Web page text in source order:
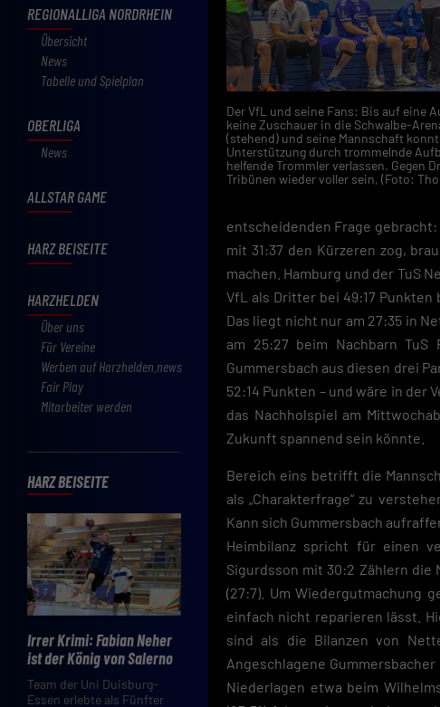
REGIONALLIGA NORDRHEIN
Übersicht
News
Tabelle und Spielplan
OBERLIGA
News
ALLSTAR GAME
HARZ BEISEITE
HARZHELDEN
Über uns
Für Vereine
Werben auf Harzhelden.news
Fair Play
Mitarbeiter werden
HARZ BEISEITE
Irrer Krimi: Fabian Neher
ist der König von Salerno
Team der Uni Duisburg-
Essen erlebte als Fünfter
Der VfL und seine Fans: Bis auf eine
keine Zuschauer in die Schwalbe-
(stehend) und seine Mannschaft
Unterstützung durch trommelnde
helfende Trommler verlassen. Gegen
Tribünen wieder voller sein, (Foto:
entscheidenden Frage gebracht:
mit 31:37 den Kürzeren zog,
machen. Hamburg und der TuS
VfL als Dritter bei 49:17
Das liegt nicht nur am 27:35 in
am 25:27 beim Nachbarn
Gummersbach aus diesen drei
52:14 Punkten – und wäre in
das Nachholspiel am
Zukunft spannend sein könnte.
Bereich eins betrifft die
als „Charakterfrage“ zu
Kann sich Gummersbach
Heimbilanz spricht für einen
Sigurdsson mit 30:2 Zählern die
(27:7). Um Wiedergutmachung
einfach nicht reparieren lässt.
sind als die Bilanzen von
Angeschlagene
Niederlagen etwa beim